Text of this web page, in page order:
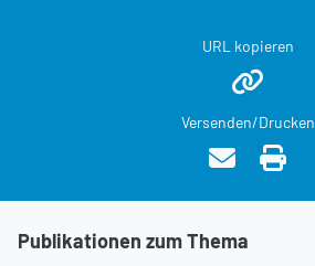
URL kopieren
Versenden/Drucken
Publikationen zum Thema